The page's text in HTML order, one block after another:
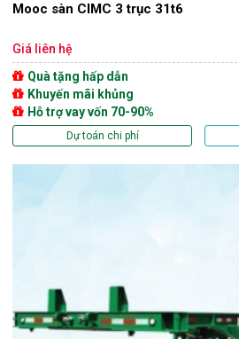
Mooc sàn CIMC 3 trục 31t6
Giá liên hệ
Quà tặng hấp dẫn
Khuyến mãi khủng
Hỗ trợ vay vốn 70-90%
Dự toán chi phí